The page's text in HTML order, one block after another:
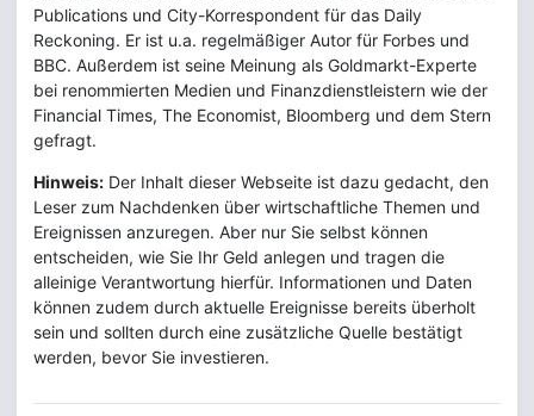
Publications und City-Korrespondent für das Daily
Reckoning. Er ist u.a. regelmäßiger Autor für Forbes und
BBC. Außerdem ist seine Meinung als Goldmarkt-Experte
bei renommierten Medien und Finanzdienstleistern wie der
Financial Times, The Economist, Bloomberg und dem Stern
gefragt.
Hinweis: Der Inhalt dieser Webseite ist dazu gedacht, den
Leser zum Nachdenken über wirtschaftliche Themen und
Ereignissen anzuregen. Aber nur Sie selbst können
entscheiden, wie Sie Ihr Geld anlegen und tragen die
alleinige Verantwortung hierfür. Informationen und Daten
können zudem durch aktuelle Ereignisse bereits überholt
sein und sollten durch eine zusätzliche Quelle bestätigt
werden, bevor Sie investieren.